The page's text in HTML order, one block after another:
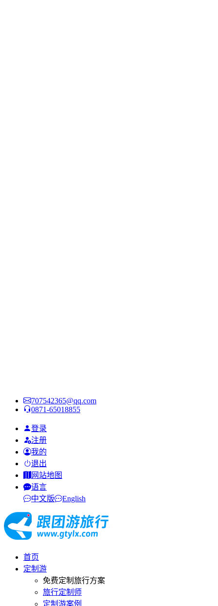
707542365@qq.com
0871-65018855
登录
注册
我的
退出
网站地图
语言
中文版
English
首页
定制游
免费定制旅行方案
旅行定制师
定制游案例